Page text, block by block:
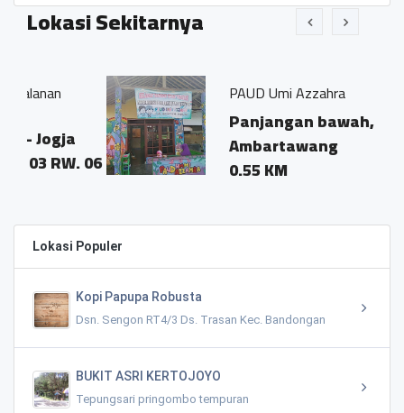
Lokasi Sekitarnya
06
PAUD Umi Azzahra
Panjangan bawah,
Ambartawang
0.55 KM
Lokasi Populer
Kopi Papupa Robusta
Dsn. Sengon RT4/3 Ds. Trasan Kec. Bandongan
BUKIT ASRI KERTOJOYO
Tepungsari pringombo tempuran